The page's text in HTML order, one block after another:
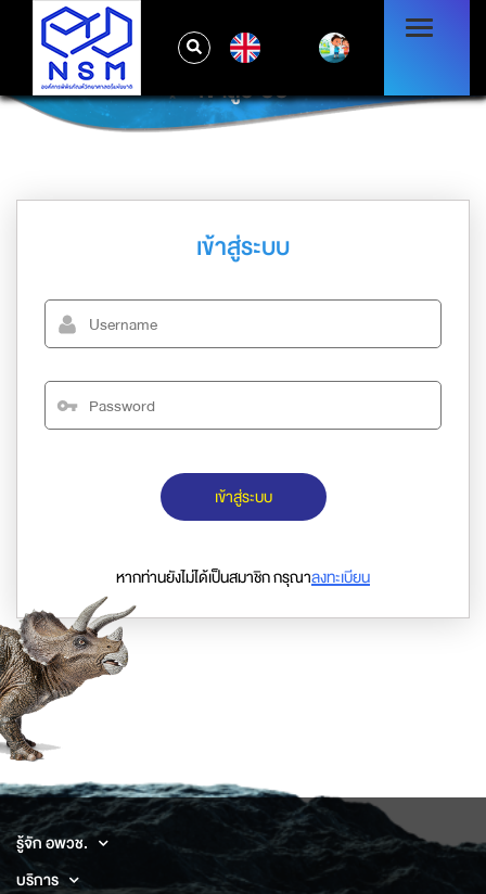
เข้าสู่ระบบ
เข้าสู่ระบบ
เข้าสู่ระบบ
หากท่านยังไม่ได้เป็นสมาชิก กรุณาลงทะเบียน
รู้จัก อพวช.
บริการ